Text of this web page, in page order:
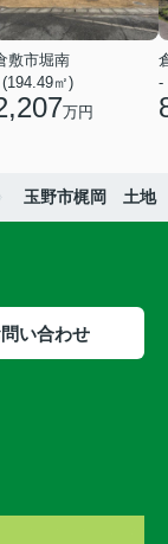
敷市堀南
㎡)
万円
-
玉野市梶岡 土地
い合わせ